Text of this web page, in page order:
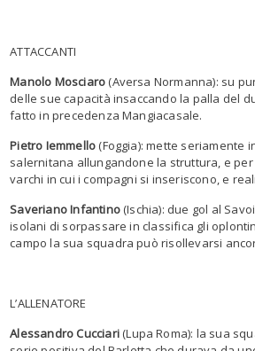
ATTACCANTI
Manolo Mosciaro (Aversa Normanna): su
delle sue capacità insaccando la palla del
fatto in precedenza Mangiacasale.
Pietro Iemmello (Foggia): mette seriamente
salernitana allungandone la struttura, e
varchi in cui i compagni si inseriscono, e
Saveriano Infantino (Ischia): due gol al
isolani di sorpassare in classifica gli
campo la sua squadra può risollevarsi
L’ALLENATORE
Alessandro Cucciari(Lupa Roma): la sua